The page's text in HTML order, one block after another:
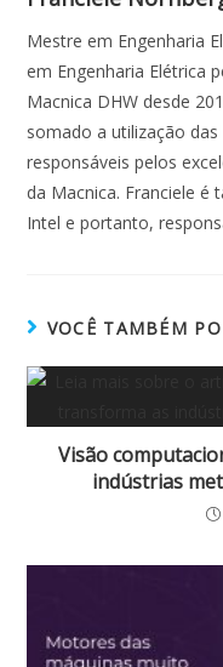
Mestre em Engenharia
em Engenharia Elétrica
Macnica DHW desde
somado a utilização
responsáveis pelos
da Macnica. Franciele é
Intel e portanto,
VOCÊ TAMBÉM
Visão
indústrias